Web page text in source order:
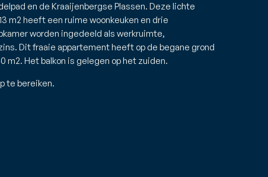
en de Kraaijenbergse Plassen. Deze lichte
m2 heeft een ruime woonkeuken en drie
worden ingedeeld als werkruimte,
Dit fraaie appartement heeft op de begane grond
m2. Het balkon is gelegen op het zuiden.
te bereiken.